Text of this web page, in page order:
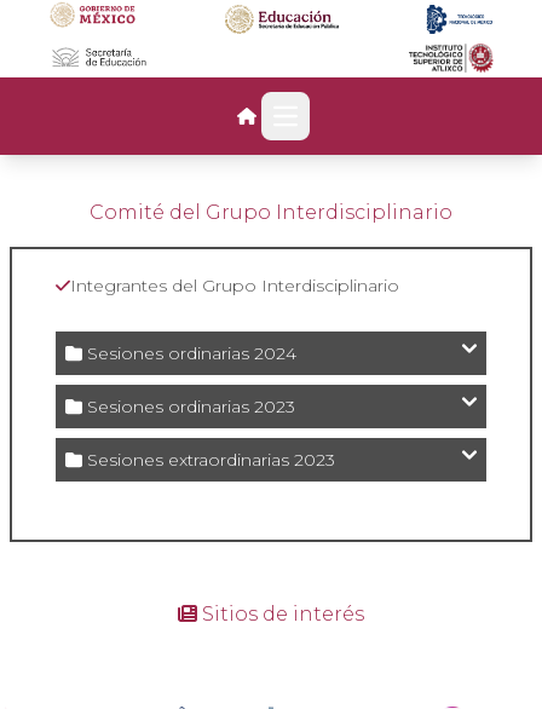
Comité del Grupo Interdisciplinario
Integrantes del Grupo Interdisciplinario
Sesiones ordinarias 2024
Sesiones ordinarias 2023
Sesiones extraordinarias 2023
Sitios de interés